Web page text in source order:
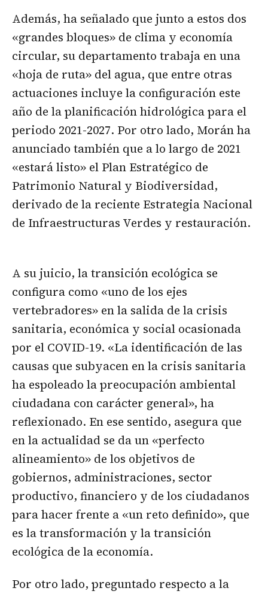
Además, ha señalado que junto a estos dos
«grandes bloques» de clima y economía
circular, su departamento trabaja en una
«hoja de ruta» del agua, que entre otras
actuaciones incluye la configuración este
año de la planificación hidrológica para el
periodo 2021-2027. Por otro lado, Morán ha
anunciado también que a lo largo de 2021
«estará listo» el Plan Estratégico de
Patrimonio Natural y Biodiversidad,
derivado de la reciente Estrategia Nacional
de Infraestructuras Verdes y restauración.
A su juicio, la transición ecológica se
configura como «uno de los ejes
vertebradores» en la salida de la crisis
sanitaria, económica y social ocasionada
por el COVID-19. «La identificación de las
causas que subyacen en la crisis sanitaria
ha espoleado la preocupación ambiental
ciudadana con carácter general», ha
reflexionado. En ese sentido, asegura que
en la actualidad se da un «perfecto
alineamiento» de los objetivos de
gobiernos, administraciones, sector
productivo, financiero y de los ciudadanos
para hacer frente a «un reto definido», que
es la transformación y la transición
ecológica de la economía.
Por otro lado, preguntado respecto a la